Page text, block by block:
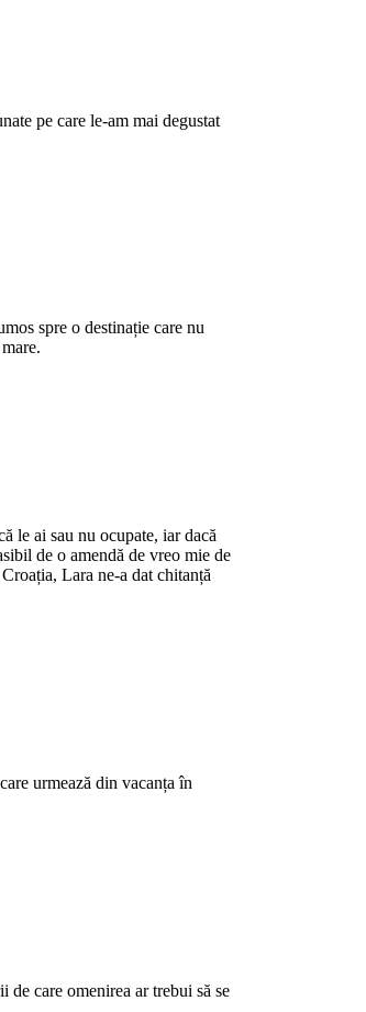
pe care le-am mai degustat
spre o destinație care nu
le ai sau nu ocupate, iar dacă
de o amendă de vreo mie de
Lara ne-a dat chitanță
urmează din vacanța în
de care omenirea ar trebui să se